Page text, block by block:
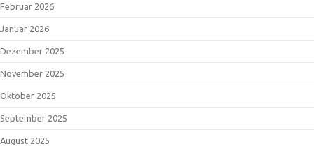
Februar 2026
Januar 2026
Dezember 2025
November 2025
Oktober 2025
September 2025
August 2025